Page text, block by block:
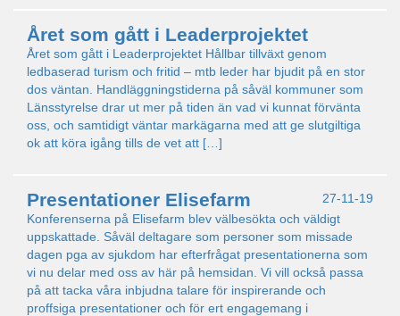
Året som gått i Leaderprojektet
Året som gått i Leaderprojektet Hållbar tillväxt genom
ledbaserad turism och fritid – mtb leder har bjudit på en stor
dos väntan. Handläggningstiderna på såväl kommuner som
Länsstyrelse drar ut mer på tiden än vad vi kunnat förvänta
oss, och samtidigt väntar markägarna med att ge slutgiltiga
ok att köra igång tills de vet att […]
27-11-19
Presentationer Elisefarm
Konferenserna på Elisefarm blev välbesökta och väldigt
uppskattade. Såväl deltagare som personer som missade
dagen pga av sjukdom har efterfrågat presentationerna som
vi nu delar med oss av här på hemsidan. Vi vill också passa
på att tacka våra inbjudna talare för inspirerande och
proffsiga presentationer och för ert engagemang i